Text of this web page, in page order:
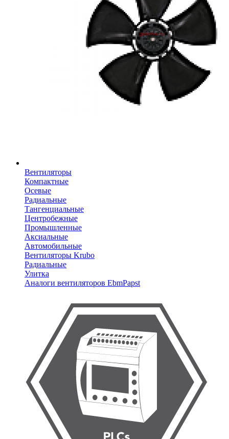
Вентиляторы
Компактные
Осевые
Радиальные
Тангенциальные
Центробежные
Промышленные
Аксиальные
Автомобильные
Вентиляторы Krubo
Радиальные
Улитка
Аналоги вентиляторов EbmPapst